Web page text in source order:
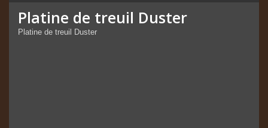
Platine de treuil Duster
Platine de treuil Duster